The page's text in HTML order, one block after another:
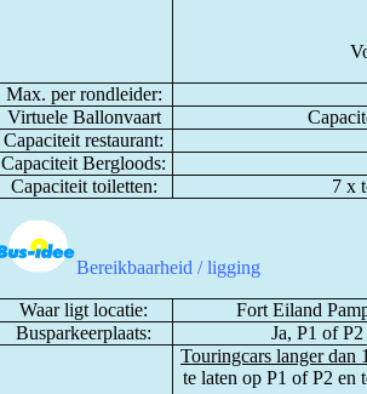
Max. per rondleider:
Virtuele Ballonvaart
Capaciteit restaurant:
Capaciteit Bergloods:
Capaciteit toiletten:
7 x
Bereikbaarheid / ligging
Waar ligt locatie:
Fort Eiland
Busparkeerplaats:
Ja, P1 of
Touringcars langer dan
te laten op P1 of P2 en